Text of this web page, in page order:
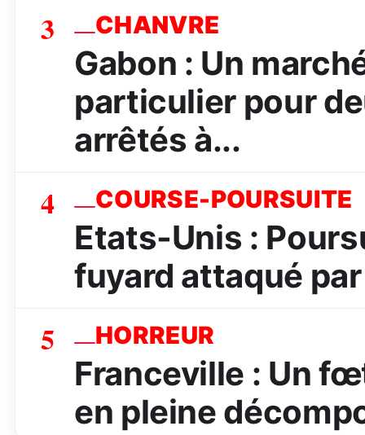
3 CHANVRE
Gabon : Un
particulier pour
arrêtés à...
4 COURSE-POURSUITE
Etats-Unis :
fuyard attaqué
5 HORREUR
Franceville : Un
en pleine